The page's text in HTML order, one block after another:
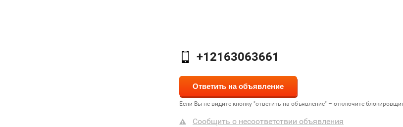
+12163063661
Если Вы не видите кнопку "ответить на объявление" – отключите
Сообщить о несоответствии объявления